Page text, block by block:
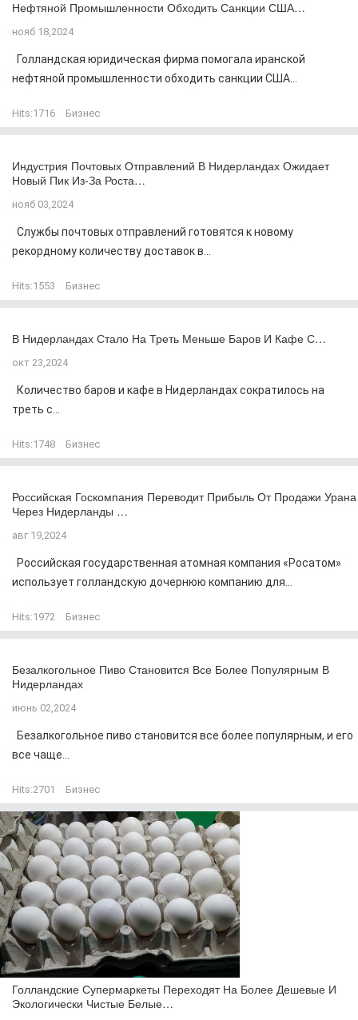
Нефтяной Промышленности Обходить Санкции США…
нояб 18,2024
Голландская юридическая фирма помогала иранской
нефтяной промышленности обходить санкции США...
Hits:1716 Бизнес
Индустрия Почтовых Отправлений В Нидерландах Ожидает
Новый Пик Из-За Роста…
нояб 03,2024
Службы почтовых отправлений готовятся к новому
рекордному количеству доставок в...
Hits:1553 Бизнес
В Нидерландах Стало На Треть Меньше Баров И Кафе С…
окт 23,2024
Количество баров и кафе в Нидерландах сократилось на
треть с...
Hits:1748 Бизнес
Российская Госкомпания Переводит Прибыль От Продажи Урана
Через Нидерланды …
авг 19,2024
Российская государственная атомная компания «Росатом»
использует голландскую дочернюю компанию для...
Hits:1972 Бизнес
Безалкогольное Пиво Становится Все Более Популярным В
Нидерландах
июнь 02,2024
Безалкогольное пиво становится все более популярным, и его
все чаще...
Hits:2701 Бизнес
Голландские Супермаркеты Переходят На Более Дешевые И
Экологически Чистые Белые…